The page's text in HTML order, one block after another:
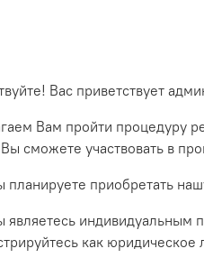
Вас приветствует
Вам пройти процедуру
Вы сможете участвовать в
планируете приобретать
являетесь индивидуальным
как юридическое